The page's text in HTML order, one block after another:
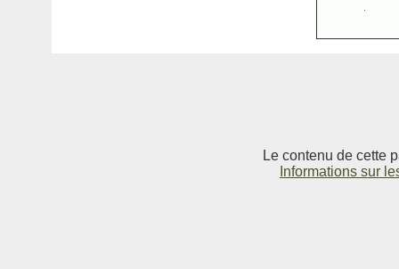
Le contenu de cette
Informations sur